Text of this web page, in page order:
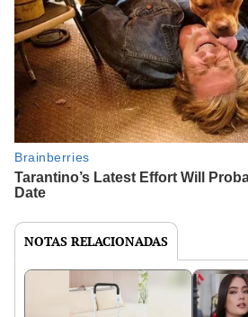
NOTAS RELACIONADAS